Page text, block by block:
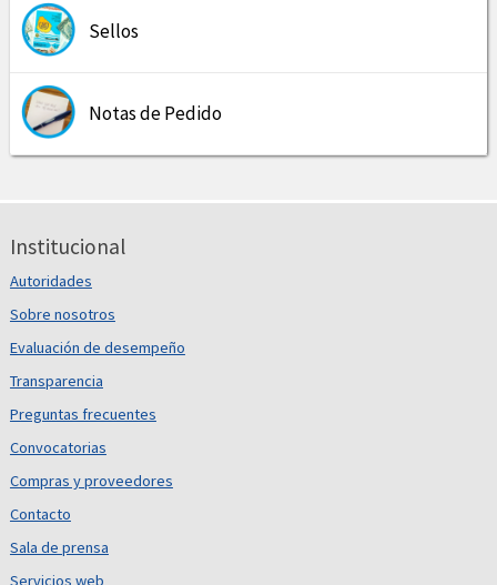
Sellos
Notas de Pedido
Institucional
Autoridades
Sobre nosotros
Evaluación de desempeño
Transparencia
Preguntas frecuentes
Convocatorias
Compras y proveedores
Contacto
Sala de prensa
Servicios web